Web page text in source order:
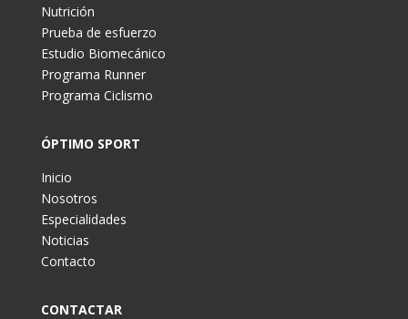
Nutrición
Prueba de esfuerzo
Estudio Biomecánico
Programa Runner
Programa Ciclismo
ÓPTIMO SPORT
Inicio
Nosotros
Especialidades
Noticias
Contacto
CONTACTAR